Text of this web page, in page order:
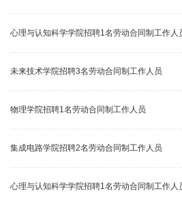
心理与认知科学学院招聘1名劳动合同制工作人
未来技术学院招聘3名劳动合同制工作人员
物理学院招聘1名劳动合同制工作人员
集成电路学院招聘2名劳动合同制工作人员
心理与认知科学学院招聘1名劳动合同制工作人